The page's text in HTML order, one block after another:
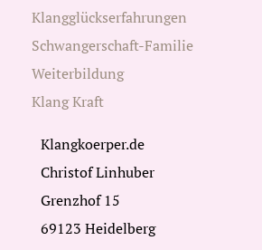
Klangglückserfahrungen
Schwangerschaft-Familie
Weiterbildung
Klang Kraft
Klangkoerper.de
Christof Linhuber
Grenzhof 15
69123 Heidelberg